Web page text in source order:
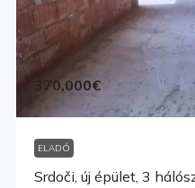
370,000€
ELADÓ
Srdoči, új épület, 3